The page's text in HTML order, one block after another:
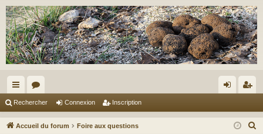
ac
co
or
u ne cri
Rechercher Connexion Inscription
Accueil du forum Foire aux questions